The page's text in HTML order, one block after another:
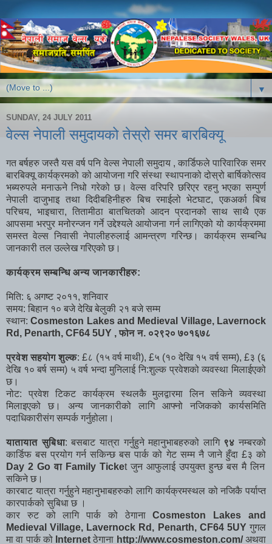
▼
SUNDAY, 24 JULY 2011
वेल्स नेपाली समुदायको तेस्रो समर बारबिक्यू
गत बर्षहरु जस्तै यस वर्ष पनि वेल्स नेपाली समुदाय , कार्डिफले पारिवारिक समर
बारबिक्यू कार्यक्रमको को आयोजना गरि संस्था स्थापनाको दोस्रो बार्षिकोत्सव
भब्यरुपले मनाऊने निधो गरेको छ। वेल्स वरिपरि छरिएर रहनु भएका सम्पुर्ण
नेपाली दाजुभाइ तथा दिदीबहिनीहरु बिच रमाईलो भेटघाट, एकअर्का बिच
परिचय, भाइचारा, तितामीठा बातचितको आदन प्रदानको साथ साथै एक
आपसमा भरपुर मनोरन्जन गर्ने उद्देश्यले आयोजना गर्न लागिएको यो कार्यक्रममा
समस्त वेल्स निवासी नेपालीहरुलाई आमन्त्रण गरिन्छ। कार्यक्रम सम्बन्धि
जानकारी तल उल्लेख गरिएको छ।
कार्यक्रम सम्बन्धि अन्य जानकारीहरु:
मिति: ६ अगष्ट २०११, शनिवार
समय: बिहान १० बजे देखि बेलुकी २१ बजे सम्म
स्थान:Cosmeston Lakes and Medieval Village, Lavernock
Rd, Penarth, CF64 5UY , फोन न. ०२९२० ७०१६७८
प्रवेश सहयोग शुल्क: £८ (१५ वर्ष माथी), £५ (१० देखि १५ वर्ष सम्म), £३ (६
देखि १० बर्ष सम्म) ५ वर्ष भन्दा मुनिलाई नि:शुल्क प्रवेशको व्यवस्था मिलाईएको
छ।
नोट: प्रवेश टिकट कार्यक्रम स्थलकै मुलद्वारमा लिन सकिने व्यवस्था
मिलाइएको छ। अन्य जानकारीको लागि आफ्नो नजिकको कार्यसमिति
पदाधिकारीसंग सम्पर्क गर्नुहोला।
यातायात सुबिधा: बसबाट यात्रा गर्नुहुने महानुभाबहरुको लागि ९४ नम्बरको
कार्डिफ बस प्रयोग गर्न सकिन्छ बस पार्क को गेट सम्म नै जाने हुँदा £३ को
Day 2 Go वा Family Ticket जुन आफुलाई उपयुक्त हुन्छ बस मै लिन
सकिने छ।
कारबाट यात्रा गर्नुहुने महानुभाबहरुको लागि कार्यक्रमस्थल को नजिकै पर्याप्त
कारपार्कको सुबिधा छ ।
कार रुट को लागि पार्क को ठेगानाCosmeston Lakes and
Medieval Village, Lavernock Rd, Penarth, CF64 5UY गुगल
मा वा पार्क को Internet ठेगाना http://www.cosmeston.com/अथवा